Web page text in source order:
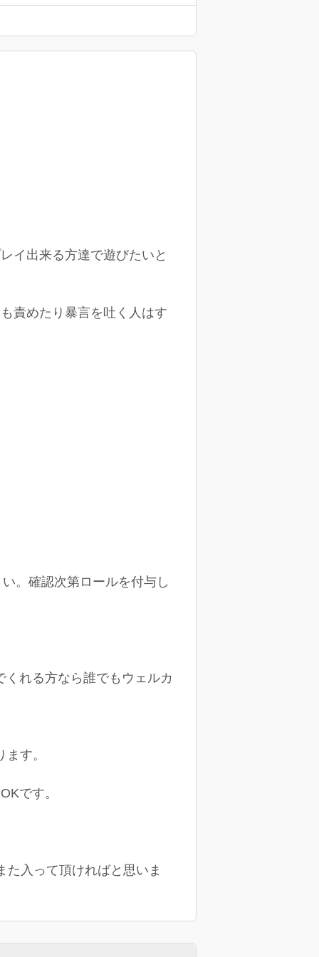
イ出来る方達で遊びたいと
責めたり暴言を吐く人はす
。確認次第ロールを付与し
くれる方なら誰でもウェルカ
す。
です。
た入って頂ければと思いま